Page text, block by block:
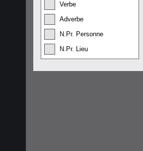
Verbe
Adverbe
N.Pr. Personne
N.Pr. Lieu